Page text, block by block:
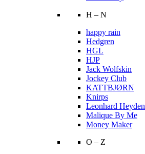
H – N
happy rain
Hedgren
HGL
HJP
Jack Wolfskin
Jockey Club
KATTBJØRN
Knirps
Leonhard Heyden
Malique By Me
Money Maker
O – Z